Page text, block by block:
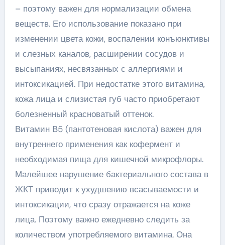
– поэтому важен для нормализации обмена
веществ. Его использование показано при
изменении цвета кожи, воспалении конъюнктивы
и слезных каналов, расширении сосудов и
высыпаниях, несвязанных с аллергиями и
интоксикацией. При недостатке этого витамина,
кожа лица и слизистая губ часто приобретают
болезненный красноватый оттенок.
Витамин В5 (пантотеновая кислота) важен для
внутреннего применения как кофермент и
необходимая пища для кишечной микрофлоры.
Малейшее нарушение бактериального состава в
ЖКТ приводит к ухудшению всасываемости и
интоксикации, что сразу отражается на коже
лица. Поэтому важно ежедневно следить за
количеством употребляемого витамина. Она